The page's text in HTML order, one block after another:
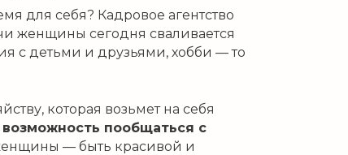
для себя? Кадровое агентство
женщины сегодня сваливается
с детьми и друзьями, хобби — то
которая возьмет на себя
возможность пообщаться с
— быть красивой и